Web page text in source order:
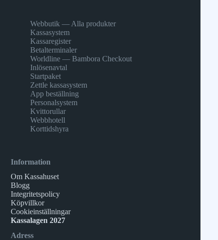
Webbutik — Alla produkter
Kassasystem
Kassaregister
Betalterminaler
Worldline — Bambora Checkout
Inlösenavtal
Startpaket
Zettle kassasystem
App beställning
Personalsystem
Kvittorullar
Webbhotell
Korttidshyra
Information
Om Kassahuset
Blogg
Integritetspolicy
Köpvillkor
Cookieinställningar
Kassalagen 2027
Adress